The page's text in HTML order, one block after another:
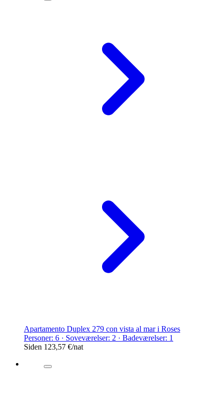
Apartamento Duplex 279 con vista al mar i Roses
Personer: 6 · Soveværelser: 2 · Badeværelser: 1
Siden 123,57 €/nat